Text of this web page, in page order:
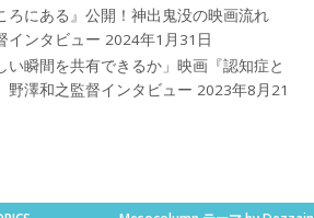
ろにある』公開！神出鬼没の映画流れ
インタビュー 2024年1月31日
い瞬間を共有できるか」映画『認知症と
澤和之監督インタビュー 2023年8月21